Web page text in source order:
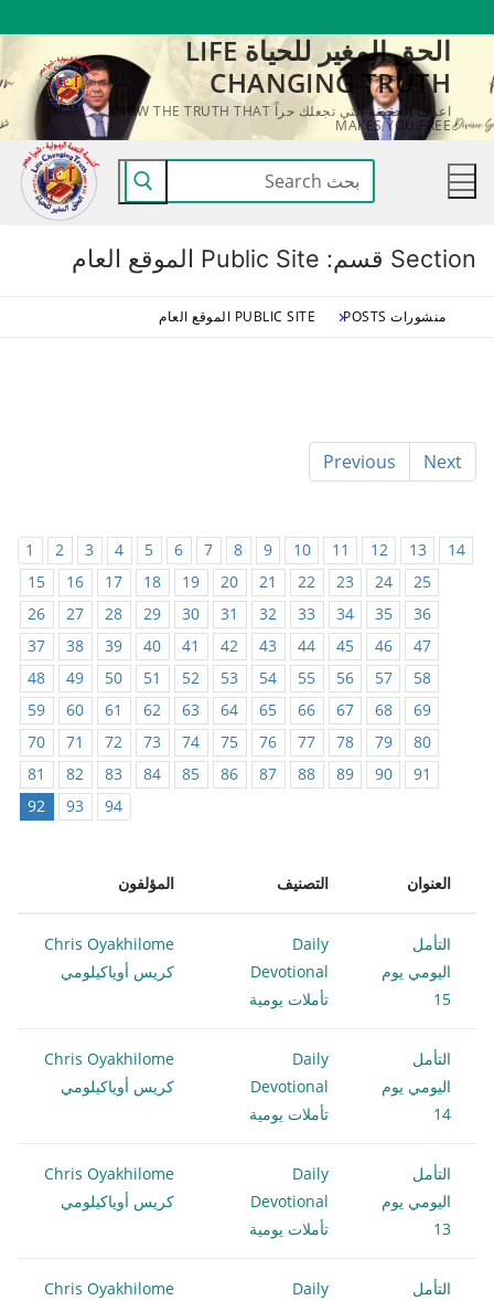
المحتوى
الحق المغير للحياة LIFE
CHANGING TRUTH
اعرف الحقيقة التي تجعلك حراً KNOW THE TRUTH THAT
MAKES YOU FREE
البحث
عن:
Section قسم: Public Site الموقع العام
منشورات POSTS PUBLIC SITE الموقع العام
Previous Next
1 2 3 4 5 6 7 8 9 10 11 12 13
14
15
16 17 18 19 20 21 22 23 24
25
26
27 28 29 30 31 32 33 34 35
36
37
38 39 40 41 42 43 44 45 46
47
48
49 50 51 52 53 54 55 56 57
58
59
60 61 62 63 64 65 66 67 68
69
70
71 72 73 74 75 76 77 78 79
80
81
82 83 84 85 86 87 88 89 90
91
92
93 94
العنوان التصنيف المؤلفون
التأمل
اليومي يوم
15
Daily
Devotional
تأملات يومية
Chris Oyakhilome
كريس أوياكيلومي
التأمل
اليومي يوم
14
Daily
Devotional
تأملات يومية
Chris Oyakhilome
كريس أوياكيلومي
التأمل
اليومي يوم
13
Daily
Devotional
تأملات يومية
Chris Oyakhilome
كريس أوياكيلومي
التأمل
Daily
Chris Oyakhilome